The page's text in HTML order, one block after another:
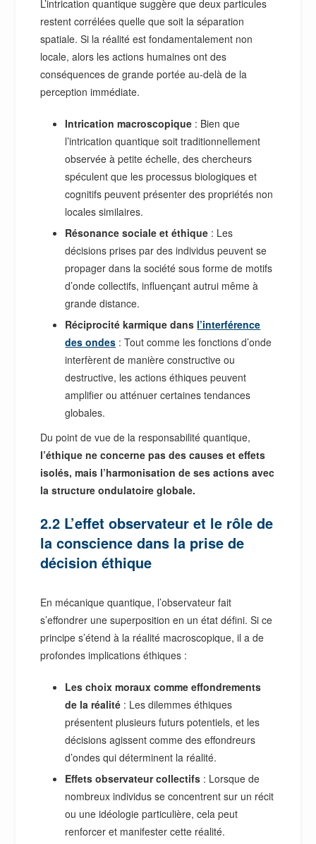
L’intrication quantique suggère que deux particules
restent corrélées quelle que soit la séparation
spatiale. Si la réalité est fondamentalement non
locale, alors les actions humaines ont des
conséquences de grande portée au-delà de la
perception immédiate.
Intrication macroscopique : Bien que
l’intrication quantique soit traditionnellement
observée à petite échelle, des chercheurs
spéculent que les processus biologiques et
cognitifs peuvent présenter des propriétés non
locales similaires.
Résonance sociale et éthique : Les
décisions prises par des individus peuvent se
propager dans la société sous forme de motifs
d’onde collectifs, influençant autrui même à
grande distance.
Réciprocité karmique dans l’interférence
des ondes : Tout comme les fonctions d’onde
interfèrent de manière constructive ou
destructive, les actions éthiques peuvent
amplifier ou atténuer certaines tendances
globales.
Du point de vue de la responsabilité quantique,
l’éthique ne concerne pas des causes et effets
isolés, mais l’harmonisation de ses actions avec
la structure ondulatoire globale.
2.2 L’effet observateur et le rôle de
la conscience dans la prise de
décision éthique
En mécanique quantique, l’observateur fait
s’effondrer une superposition en un état défini. Si ce
principe s’étend à la réalité macroscopique, il a de
profondes implications éthiques :
Les choix moraux comme effondrements
de la réalité : Les dilemmes éthiques
présentent plusieurs futurs potentiels, et les
décisions agissent comme des effondreurs
d’ondes qui déterminent la réalité.
Effets observateur collectifs : Lorsque de
nombreux individus se concentrent sur un récit
ou une idéologie particulière, cela peut
renforcer et manifester cette réalité.